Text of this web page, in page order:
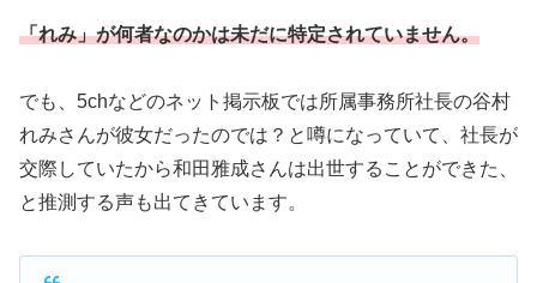
「れみ」が何者なのかは未だに特定されていません。
でも、5chなどのネット掲示板では所属事務所社長の谷村
れみさんが彼女だったのでは？と噂になっていて、社長が
交際していたから和田雅成さんは出世することができた、
と推測する声も出てきています。